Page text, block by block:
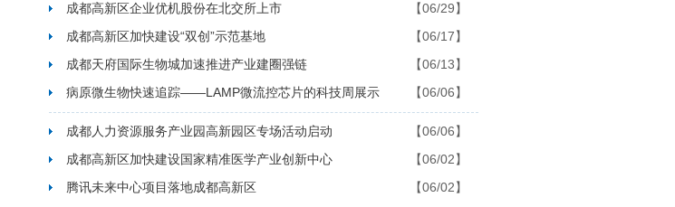
成都高新区企业优机股份在北交所上市
【06/29】
成都高新区加快建设“双创”示范基地
【06/17】
成都天府国际生物城加速推进产业建圈强链
【06/13】
病原微生物快速追踪——LAMP微流控芯片的科技周展示
【06/06】
成都人力资源服务产业园高新园区专场活动启动
【06/06】
成都高新区加快建设国家精准医学产业创新中心
【06/02】
腾讯未来中心项目落地成都高新区
【06/02】